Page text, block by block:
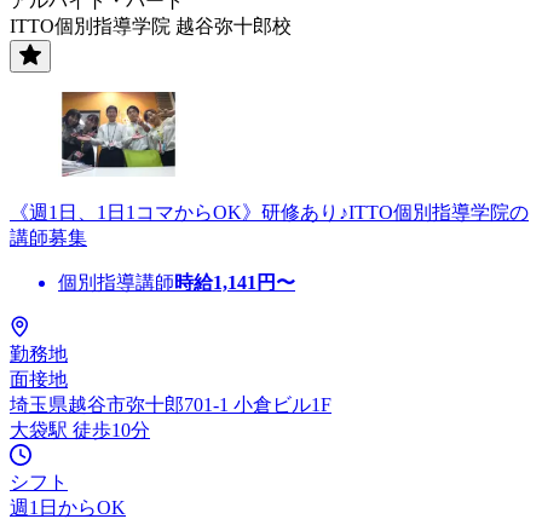
ITTO個別指導学院 越谷弥十郎校
《週1日、1日1コマからOK》研修あり♪ITTO個別指導学院の
講師募集
個別指導講師時給1,141 円〜
勤務地
面接地
埼玉県越谷市弥十郎701-1 小倉ビル1F
大袋駅 徒歩10分
シフト
週1日からOK